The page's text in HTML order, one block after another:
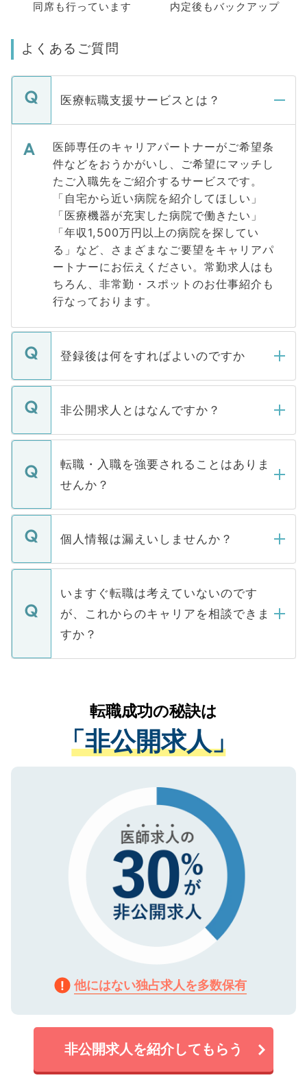
同席も行っています
内定後もバックアップ
よくあるご質問
医療転職支援サービスとは？
医師専任のキャリアパートナーがご希望条
件などをおうかがいし、ご希望にマッチし
たご入職先をご紹介するサービスです。
「自宅から近い病院を紹介してほしい」
「医療機器が充実した病院で働きたい」
「年収1,500万円以上の病院を探してい
る」など、さまざまなご要望をキャリアパ
ートナーにお伝えください。常勤求人はも
ちろん、非常勤・スポットのお仕事紹介も
行なっております。
登録後は何をすればよいのですか
ご登録いただきましたら、弊社担当者がご
登録内容を確認し、その後メールもしくは
ます。通常、5営業日以内にはご連絡をせて
いただきますので、しばらくお待ちくださ
非公開求人とはなんですか？
マイナビDOCTORで取り扱っている求人の
うち約3割は、Webサイトからご覧いただ
けない「非公開求人」です。非公開求人は
下記の理由によって、一般には公開してい
ません。
■応募殺到を避けるため 人気のある医療機
関を公にしてしまうと、応募が殺到する場
に、医療機関が求める条件に合った人材の
みを人材紹介会社に依頼するケースが増え
ています。
転職・入職を強要されることはありま
せんか？
転職・入職を強要することは一切ありませ
ん。また、仮に応募先から内定をいただい
定を承諾する必要はありません。内定先へ
の辞退の連絡はキャリアパートナーが行い
個人情報は漏えいしませんか？
個人情報が漏えいすることはありませんの
で、ご安心ください。当サイトからの登録
などで収集したご登録者様の個人情報は、
ご本人のキャリアアップおよび転職活動の
支援を目的に使用いたします。お預かりし
ているすべての個人データはご本人の許可
は、個人情報の取り扱いについての厳密な
管理基準を満たした事業者のみに付与され
る、プライバシーマークを取得済みです。
で、機密保持に関してもご安心ください。
いますぐ転職は考えていないのです
が、これからのキャリアを相談できま
すか？
かがいして、現在の医療機関の状況や紹介
経験をまじえながら、適切なアドバイスを
させていただきます。すぐにご転職をされ
ない方には、長期的なサポートが可能です
ので、まずはご登録ください。
転職成功の秘訣は
「非公開求人」
他にはない独占求人を多数保有
非公開求人を紹介してもらう